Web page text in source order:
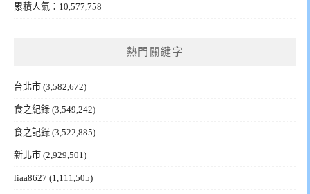
累積人氣：10,577,758
熱門關鍵字
台北市 (3,582,672)
食之紀錄 (3,549,242)
食之記錄 (3,522,885)
新北市 (2,929,501)
liaa8627 (1,111,505)